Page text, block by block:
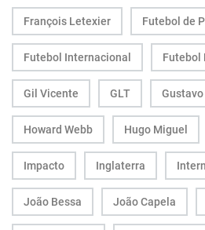
François Letexier Futebol de
Futebol Internacional Futebol
Gil Vicente GLT
Howard Webb Hugo Miguel
Impacto Inglaterra
João Bessa João Capela